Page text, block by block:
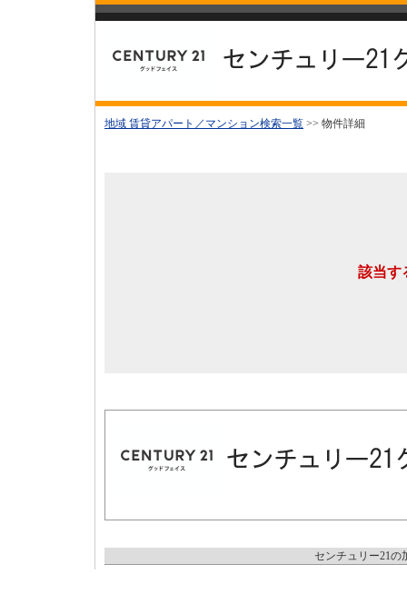
地域 賃貸アパート／マンション検索一覧 >> 物件詳細
該当す
センチュリー21の